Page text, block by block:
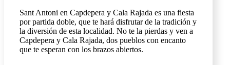
Sant Antoni en Capdepera y Cala Rajada es una fiesta
por partida doble, que te hará disfrutar de la tradición y
la diversión de esta localidad. No te la pierdas y ven a
Capdepera y Cala Rajada, dos pueblos con encanto
que te esperan con los brazos abiertos.